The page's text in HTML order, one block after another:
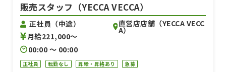
販売スタッフ（YECCA VECCA）
正社員（中途）
月給221,000〜
00:00 〜 00:00
直営店店舗（YECCA VECC
A）
正社員 転勤なし 昇給・昇格あり 急募